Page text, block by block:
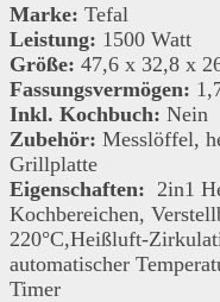
Marke: Tefal
Leistung: 1500 Watt
Größe: 47,6 x 32,8 x
Fassungsvermögen:
Inkl. Kochbuch: Nein
Zubehör: Messlöffel,
Grillplatte
Eigenschaften: 2in1
Kochbereichen,
220°C,Heißluft-
automatischer
Timer